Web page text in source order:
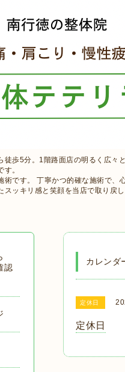
徒歩5分。1階路面店の明るく広々
。
術です。 丁寧かつ的確な施術で、
スッキリ感と笑顔を当店で取り戻し
カレンダ
定休日
定休日
認